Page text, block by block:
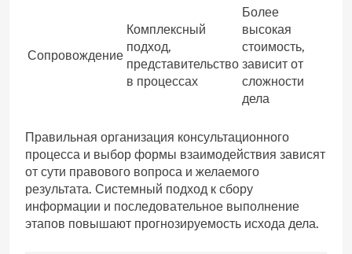
Сопровождение
Комплексный
подход,
представительство
в процессах
Более
высокая
стоимость,
зависит от
сложности
дела
Правильная организация консультационного
процесса и выбор формы взаимодействия зависят
от сути правового вопроса и желаемого
результата. Системный подход к сбору
информации и последовательное выполнение
этапов повышают прогнозируемость исхода дела.